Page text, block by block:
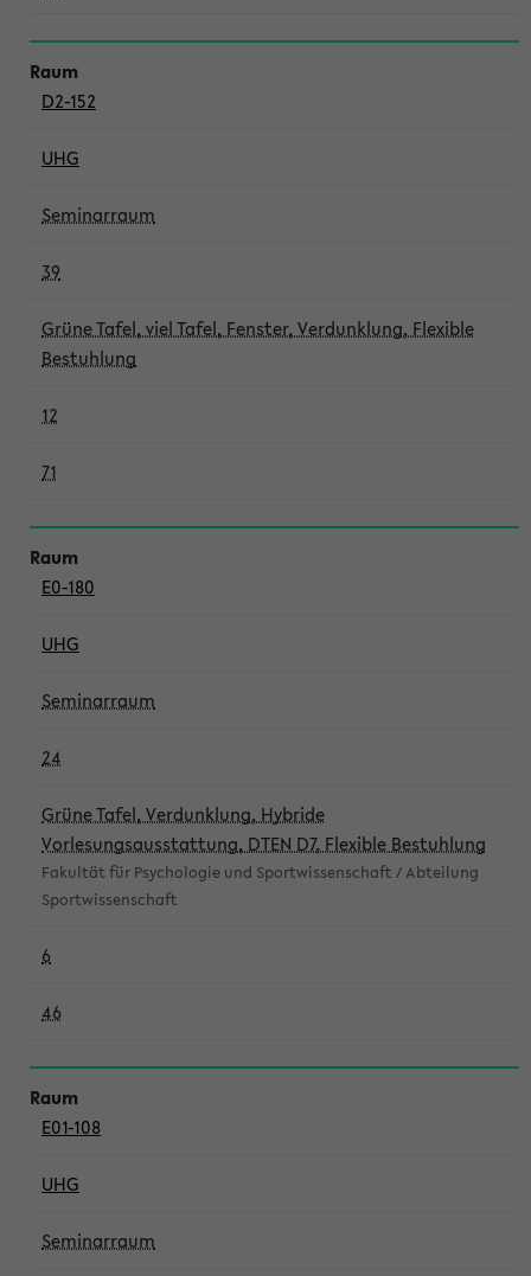
D2-152
UHG
Seminarraum
39
Grüne Tafel, viel Tafel, Fenster, Verdunklung, Flexible
Bestuhlung
12
71
E0-180
UHG
Seminarraum
24
Grüne Tafel, Verdunklung, Hybride
Vorlesungsausstattung, DTEN D7, Flexible Bestuhlung
Fakultät für Psychologie und Sportwissenschaft / Abteilung
Sportwissenschaft
6
46
E01-108
UHG
Seminarraum